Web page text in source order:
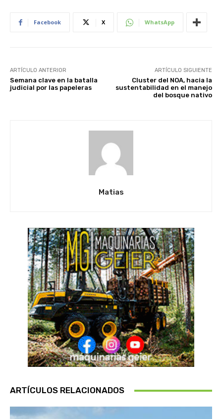
Facebook X WhatsApp
ARTÍCULO ANTERIOR
Semana clave en la batalla
judicial por las papeleras
ARTÍCULO SIGUIENTE
Cluster del NOA, hacia la
sustentabilidad en el manejo
del bosque nativo
Matias
ARTÍCULOS RELACIONADOS